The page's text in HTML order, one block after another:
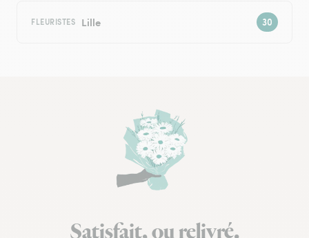
FLEURISTES Lille